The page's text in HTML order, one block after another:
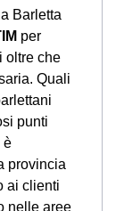
Barletta
per
oltre che
Quali
punti
è
provincia
ai clienti
nelle aree